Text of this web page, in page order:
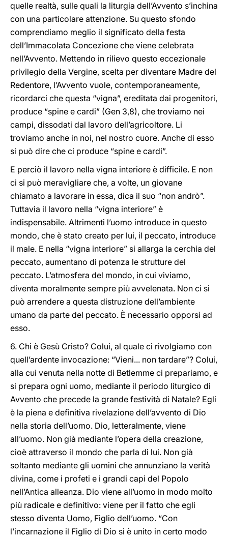
quelle realtà, sulle quali la liturgia dell’Avvento s’inchina
con una particolare attenzione. Su questo sfondo
comprendiamo meglio il significato della festa
dell’Immacolata Concezione che viene celebrata
nell’Avvento. Mettendo in rilievo questo eccezionale
privilegio della Vergine, scelta per diventare Madre del
Redentore, l’Avvento vuole, contemporaneamente,
ricordarci che questa “vigna”, ereditata dai progenitori,
produce “spine e cardi” (Gen 3,8), che troviamo nei
campi, dissodati dal lavoro dell’agricoltore. Li
troviamo anche in noi, nel nostro cuore. Anche di esso
si può dire che ci produce “spine e cardi”.
E perciò il lavoro nella vigna interiore è difficile. E non
ci si può meravigliare che, a volte, un giovane
chiamato a lavorare in essa, dica il suo “non andrò”.
Tuttavia il lavoro nella “vigna interiore” è
indispensabile. Altrimenti l’uomo introduce in questo
mondo, che è stato creato per lui, il peccato, introduce
il male. E nella “vigna interiore” si allarga la cerchia del
peccato, aumentano di potenza le strutture del
peccato. L’atmosfera del mondo, in cui viviamo,
diventa moralmente sempre più avvelenata. Non ci si
può arrendere a questa distruzione dell’ambiente
umano da parte del peccato. È necessario opporsi ad
esso.
6. Chi è Gesù Cristo? Colui, al quale ci rivolgiamo con
quell’ardente invocazione: “Vieni... non tardare”? Colui,
alla cui venuta nella notte di Betlemme ci prepariamo, e
si prepara ogni uomo, mediante il periodo liturgico di
Avvento che precede la grande festività di Natale? Egli
è la piena e definitiva rivelazione dell’avvento di Dio
nella storia dell’uomo. Dio, letteralmente, viene
all’uomo. Non già mediante l’opera della creazione,
cioè attraverso il mondo che parla di lui. Non già
soltanto mediante gli uomini che annunziano la verità
divina, come i profeti e i grandi capi del Popolo
nell’Antica alleanza. Dio viene all’uomo in modo molto
più radicale e definitivo: viene per il fatto che egli
stesso diventa Uomo, Figlio dell’uomo. “Con
l’incarnazione il Figlio di Dio si è unito in certo modo